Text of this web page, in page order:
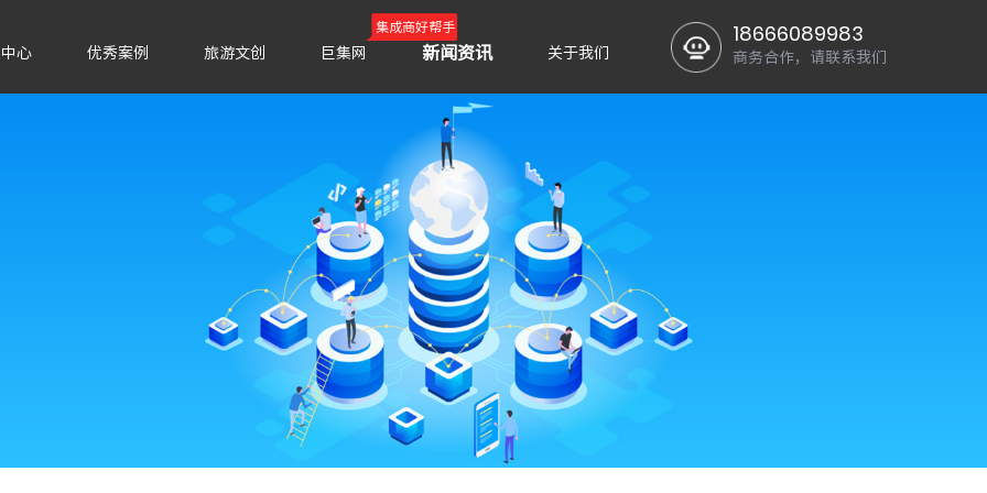
心 优秀案例 旅游文创 巨集网
集成商好帮手
新闻资讯 关于我们
18666089983
商务合作，请联系我们